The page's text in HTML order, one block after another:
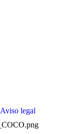
Aviso legal